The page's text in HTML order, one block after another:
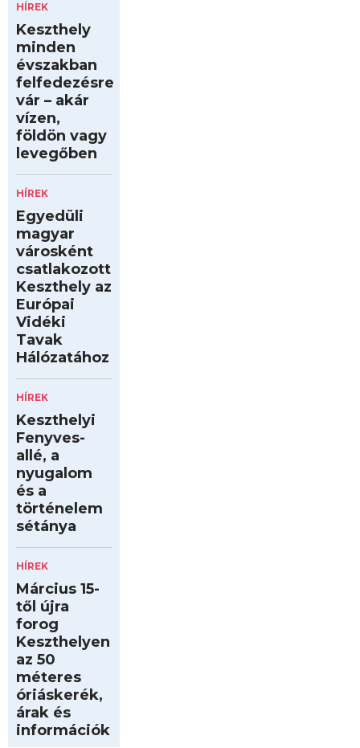
HÍREK
Keszthely
minden
évszakban
felfedezésre
vár – akár
vízen,
földön vagy
levegőben
HÍREK
Egyedüli
magyar
városként
csatlakozott
Keszthely az
Európai
Vidéki
Tavak
Hálózatához
HÍREK
Keszthelyi
Fenyves-
allé, a
nyugalom
és a
történelem
sétánya
HÍREK
Március 15-
től újra
forog
Keszthelyen
az 50
méteres
óriáskerék,
árak és
információk